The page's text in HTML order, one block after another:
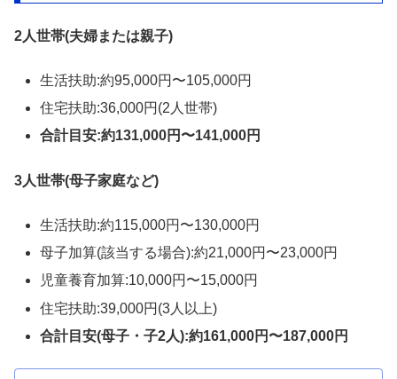
2人世帯(夫婦または親子)
生活扶助:約95,000円〜105,000円
住宅扶助:36,000円(2人世帯)
合計目安:約131,000円〜141,000円
3人世帯(母子家庭など)
生活扶助:約115,000円〜130,000円
母子加算(該当する場合):約21,000円〜23,000円
児童養育加算:10,000円〜15,000円
住宅扶助:39,000円(3人以上)
合計目安(母子・子2人):約161,000円〜187,000円